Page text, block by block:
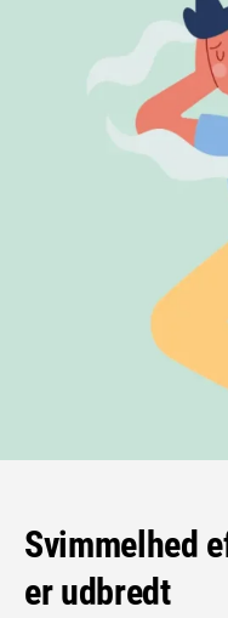
Svimmelhed
er udbredt